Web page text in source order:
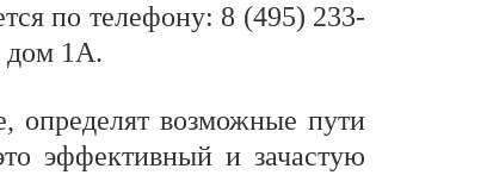
по телефону: 8 (495) 233-
дом 1А.
определят возможные пути
эффективный и зачастую